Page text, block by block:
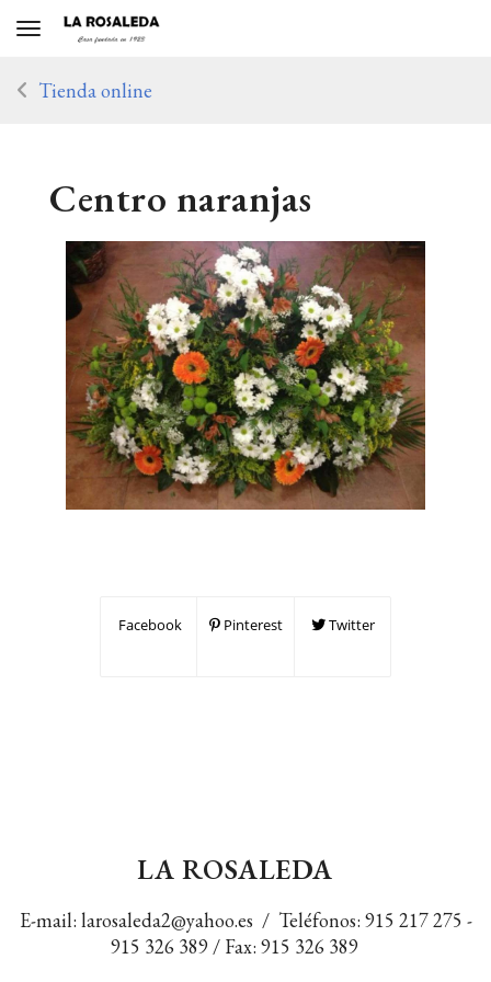
Toggle navigation
Tienda online
Centro naranjas
Facebook Pinterest Twitter
LA ROSALEDA
E-mail: larosaleda2@yahoo.es / Teléfonos: 915 217 275 -
915 326 389/ Fax: 915 326 389